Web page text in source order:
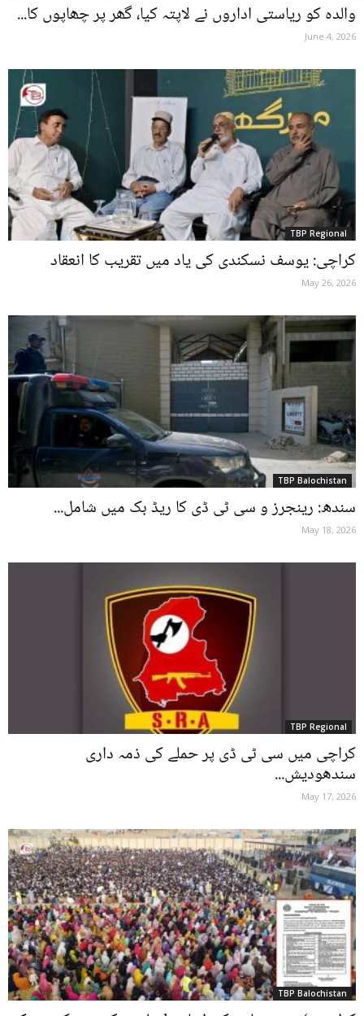
والدہ کو ریاستی اداروں نے لاپتہ کیا، گھر پر چھاپوں کا...
June 4, 2026
TBP Regional
کراچی: یوسف نسکندی کی یاد میں تقریب کا انعقاد
May 26, 2026
TBP Balochistan
سندھ: رینجرز و سی ٹی ڈی کا ریڈ بک میں شامل...
May 18, 2026
TBP Regional
کراچی میں سی ٹی ڈی پر حملے کی ذمہ داری
سندھودیش...
May 17, 2026
TBP Balochistan